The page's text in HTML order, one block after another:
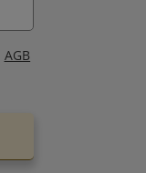
AGB